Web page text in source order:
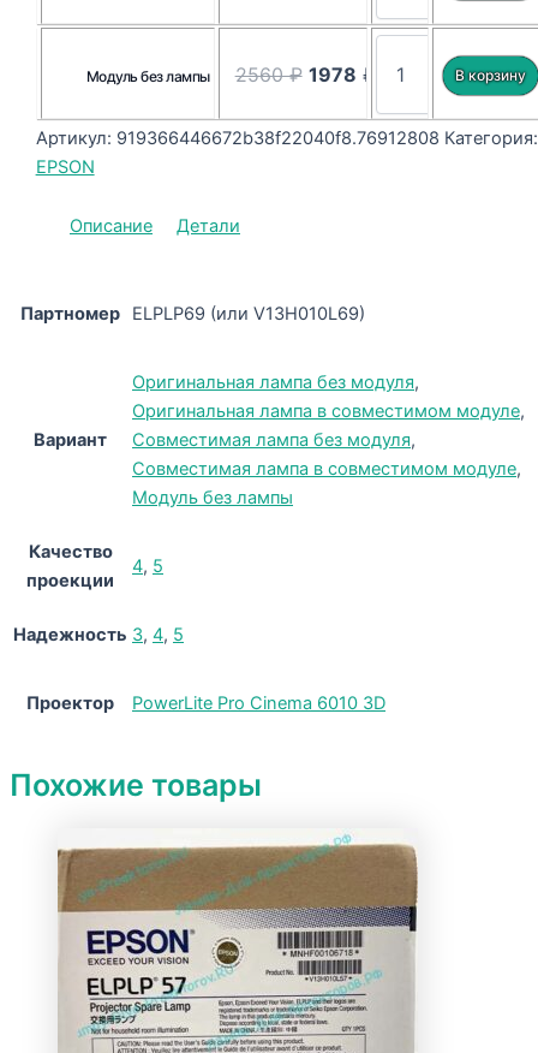
Модуль без лампы 2560 ₽ 1978 ₽
Артикул: 919366446672b38f22040f8.76912808 Категория:
EPSON
Описание Детали
Партномер ELPLP69 (или V13H010L69)
Вариант
Оригинальная лампа без модуля,
Оригинальная лампа в совместимом модуле,
Совместимая лампа без модуля,
Совместимая лампа в совместимом модуле,
Модуль без лампы
Качество
проекции
4, 5
Надежность 3, 4, 5
Проектор PowerLite Pro Cinema 6010 3D
Похожие товары